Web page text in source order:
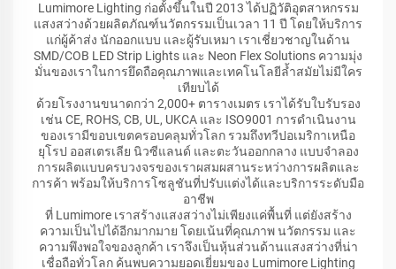
Lumimore Lighting ก่อตั้งขึ้นในปี 2013 ได้ปฏิวัติอุตสาหกรรม
แสงสว่างด้วยผลิตภัณฑ์นวัตกรรมเป็นเวลา 11 ปี โดยให้บริการ
แก่ผู้ค้าส่ง นักออกแบบ และผู้รับเหมา เราเชี่ยวชาญในด้าน
SMD/COB LED Strip Lights และ Neon Flex Solutions ความมุ่ง
มั่นของเราในการยึดถือคุณภาพและเทคโนโลยีล้ำสมัยไม่มีใคร
เทียบได้
ด้วยโรงงานขนาดกว่า 2,000+ ตารางเมตร เราได้รับใบรับรอง
เช่น CE, ROHS, CB, UL, UKCA และ ISO9001 การดำเนินงาน
ของเรามีขอบเขตครอบคลุมทั่วโลก รวมถึงทวีปอเมริกาเหนือ
ยุโรป ออสเตรเลีย นิวซีแลนด์ และตะวันออกกลาง แบบจำลอง
การผลิตแบบครบวงจรของเราผสมผสานระหว่างการผลิตและ
การค้า พร้อมให้บริการโซลูชันที่ปรับแต่งได้และบริการระดับมือ
อาชีพ
ที่ Lumimore เราสร้างแสงสว่างไม่เพียงแค่พื้นที่ แต่ยังสร้าง
ความเป็นไปได้อีกมากมาย โดยเน้นที่คุณภาพ นวัตกรรม และ
ความพึงพอใจของลูกค้า เราจึงเป็นหุ้นส่วนด้านแสงสว่างที่น่า
เชื่อถือทั่วโลก ค้นพบความยอดเยี่ยมของ Lumimore Lighting